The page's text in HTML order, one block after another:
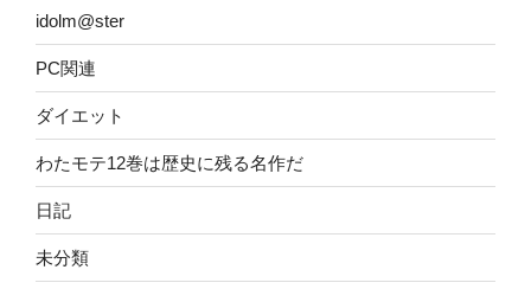
idolm@ster
PC関連
ダイエット
わたモテ12巻は歴史に残る名作だ
日記
未分類